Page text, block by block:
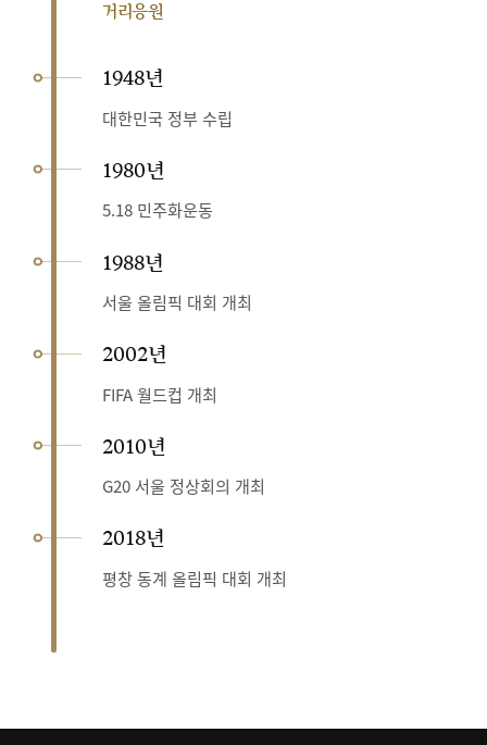
거리응원
1948년
대한민국 정부 수립
1980년
5.18 민주화운동
1988년
서울 올림픽 대회 개최
2002년
FIFA 월드컵 개최
2010년
G20 서울 정상회의 개최
2018년
평창 동계 올림픽 대회 개최